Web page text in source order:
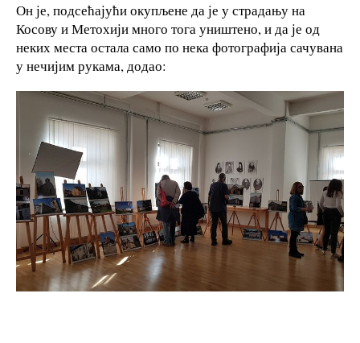
Он је, подсећајући окупљене да је у страдању на
Косову и Метохији много тога уништено, и да је од
неких места остала само по нека фотографија сачувана
у нечијим рукама, додао: